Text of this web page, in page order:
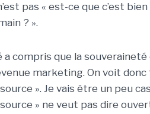
pas « est-ce que c’est
? ».
a compris que la
marketing. On voit donc
». Je vais être un peu
source » ne veut pas dire